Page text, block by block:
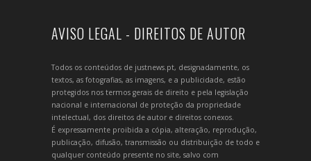
AVISO LEGAL - DIREITOS DE AUTOR
Todos os conteúdos de justnews.pt, designadamente, os
textos, as fotografias, as imagens, e a publicidade, estão
protegidos nos termos gerais de direito e pela legislação
nacional e internacional de proteção da propriedade
intelectual, dos direitos de autor e direitos conexos.
É expressamente proibida a cópia, alteração, reprodução,
publicação, difusão, transmissão ou distribuição de todo e
qualquer conteúdo presente no site, salvo com